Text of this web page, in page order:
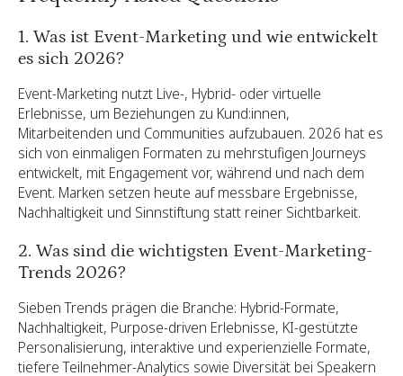
1. Was ist Event-Marketing und wie entwickelt
es sich 2026?
Event-Marketing nutzt Live-, Hybrid- oder virtuelle
Erlebnisse, um Beziehungen zu Kund:innen,
Mitarbeitenden und Communities aufzubauen. 2026 hat es
sich von einmaligen Formaten zu mehrstufigen Journeys
entwickelt, mit Engagement vor, während und nach dem
Event. Marken setzen heute auf messbare Ergebnisse,
Nachhaltigkeit und Sinnstiftung statt reiner Sichtbarkeit.
2. Was sind die wichtigsten Event-Marketing-
Trends 2026?
Sieben Trends prägen die Branche: Hybrid-Formate,
Nachhaltigkeit, Purpose-driven Erlebnisse, KI-gestützte
Personalisierung, interaktive und experienzielle Formate,
tiefere Teilnehmer-Analytics sowie Diversität bei Speakern